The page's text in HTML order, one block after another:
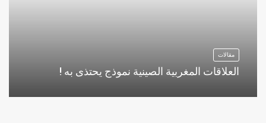
مقالات
العلاقات المغربية الصينية نموذج يحتذى به !